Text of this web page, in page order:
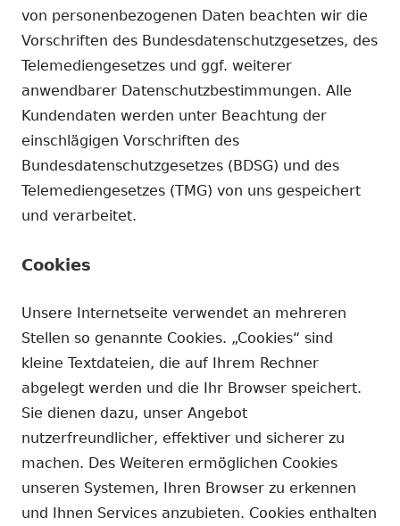
von personenbezogenen Daten beachten wir die
Vorschriften des Bundesdatenschutzgesetzes, des
Telemediengesetzes und ggf. weiterer
anwendbarer Datenschutzbestimmungen. Alle
Kundendaten werden unter Beachtung der
einschlägigen Vorschriften des
Bundesdatenschutzgesetzes (BDSG) und des
Telemediengesetzes (TMG) von uns gespeichert
und verarbeitet.
Cookies
Unsere Internetseite verwendet an mehreren
Stellen so genannte Cookies. „Cookies“ sind
kleine Textdateien, die auf Ihrem Rechner
abgelegt werden und die Ihr Browser speichert.
Sie dienen dazu, unser Angebot
nutzerfreundlicher, effektiver und sicherer zu
machen. Des Weiteren ermöglichen Cookies
unseren Systemen, Ihren Browser zu erkennen
und Ihnen Services anzubieten. Cookies enthalten